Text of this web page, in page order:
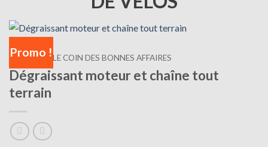
Promo !
ACCUEIL LE COIN DES BONNES AFFAIRES
Dégraissant moteur et chaîne tout
terrain